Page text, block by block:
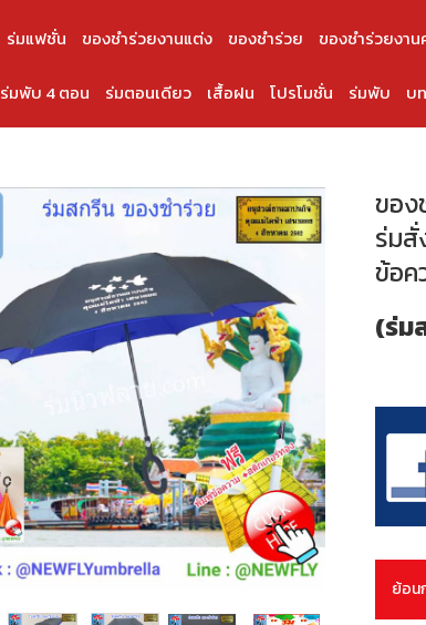
ร่มแฟชั่น ของชำร่วยงานแต่ง ของชำร่วย ของชำร่วยงา
ร่มพับ 4 ตอน ร่มตอนเดียว เสื้อฝน โปรโมชั่น ร่มพับ บ
ขอ
ร่ม
ข้อค
(ร่ม
ย้อน